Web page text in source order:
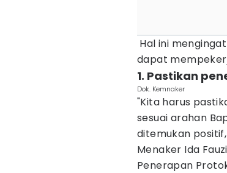
Hal ini
dapat
1. Pastikan
Dok. Kemnaker
"Kita harus
sesuai arahan
ditemukan
Menaker Ida
Penerapan